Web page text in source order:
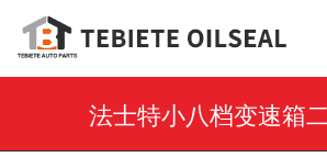
法士特小八档变速箱